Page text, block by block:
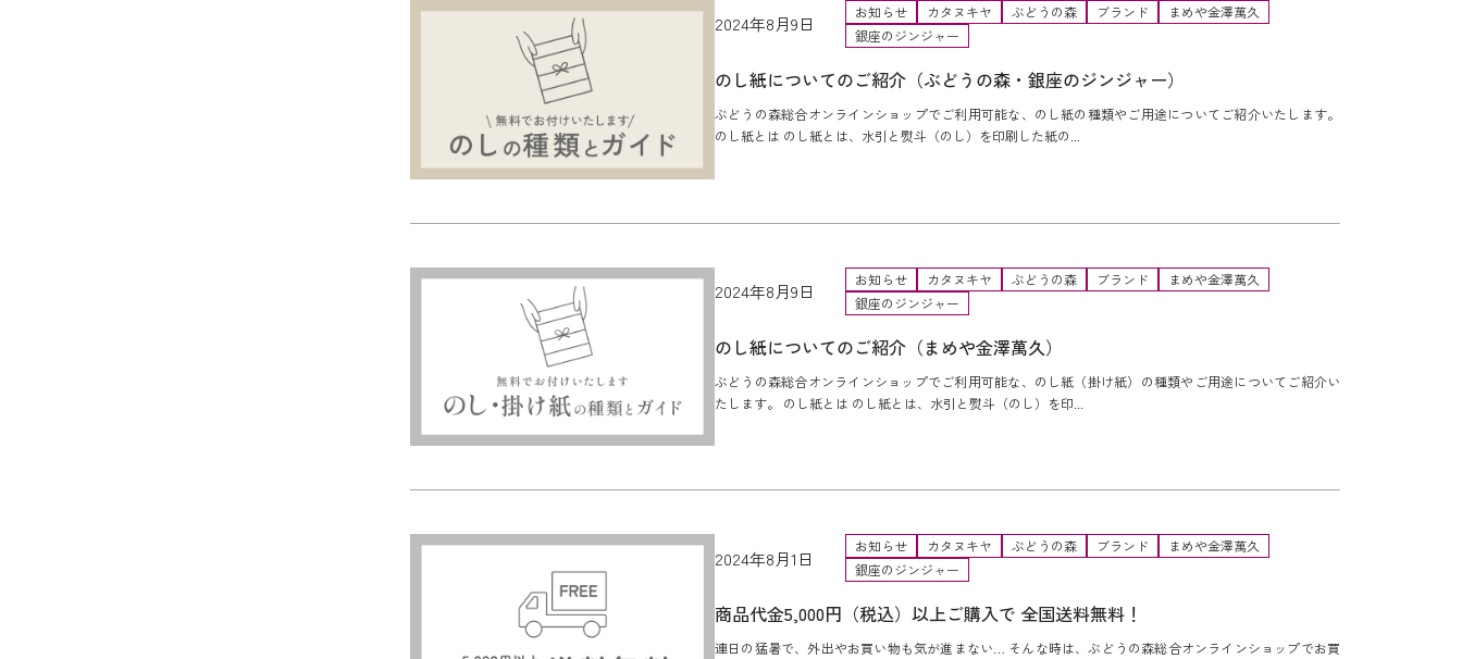
2024年8月9日
お知らせ カタヌキヤ ぶどうの森 ブランド
まめや金澤萬久
銀座のジンジャー
のし紙についてのご紹介（ぶどうの森・銀座のジンジャー）
ぶどうの森総合オンラインショップでご利用可能な、のし紙の種類やご用途についてご紹介いたします。
のし紙とは のし紙とは、水引と熨斗（のし）を印刷した紙の...
2024年8月9日
お知らせ カタヌキヤ ぶどうの森 ブランド
まめや金澤萬久
銀座のジンジャー
のし紙についてのご紹介（まめや金澤萬久）
ぶどうの森総合オンラインショップでご利用可能な、のし紙（掛け紙）の種類やご用途についてご紹介い
たします。 のし紙とは のし紙とは、水引と熨斗（のし）を印...
2024年8月1日
お知らせ カタヌキヤ ぶどうの森 ブランド
まめや金澤萬久
銀座のジンジャー
商品代金5,000円（税込）以上ご購入で 全国送料無料！
連日の猛暑で、外出やお買い物も気が進まない… そんな時は、ぶどうの森総合オンラインショップでお買